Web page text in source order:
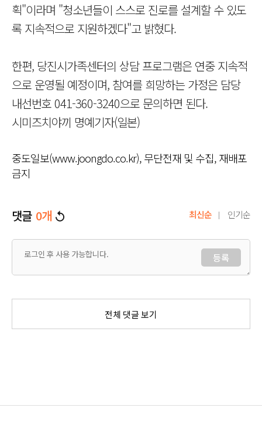
획"이라며 "청소년들이 스스로 진로를 설계할 수 있도
록 지속적으로 지원하겠다"고 밝혔다.
한편, 당진시가족센터의 상담 프로그램은 연중 지속적
으로 운영될 예정이며, 참여를 희망하는 가정은 담당
내선번호 041-360-3240으로 문의하면 된다.
시미즈치야끼 명예기자(일본)
중도일보(www.joongdo.co.kr), 무단전재 및 수집, 재배포
금지
댓글 0개 최신순 인기순
등록
전체 댓글 보기